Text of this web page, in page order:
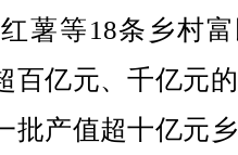
薯等18条乡村
百亿元、千亿元
批产值超十亿元